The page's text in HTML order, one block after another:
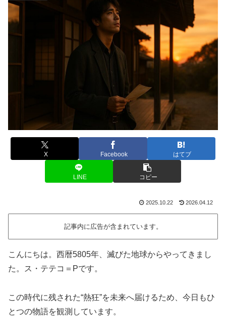
X Facebook はてブ
LINE コピー
2025.10.22 2026.04.12
記事内に広告が含まれています。
こんにちは。西暦5805年、滅びた地球からやってきまし
た。ス・テテコ＝Pです。
この時代に残された“熱狂”を未来へ届けるため、今日もひ
とつの物語を観測しています。